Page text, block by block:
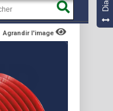
Agrandir l'image